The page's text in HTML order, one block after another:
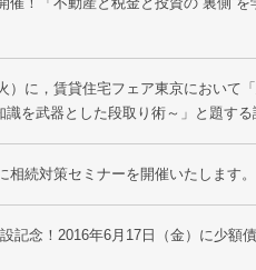
）に，賃貸住宅フェア東京において
を武器とした段取り術～」と題する
続対策セミナーを開催いたします。
記念！2016年6月17日（金）に少額